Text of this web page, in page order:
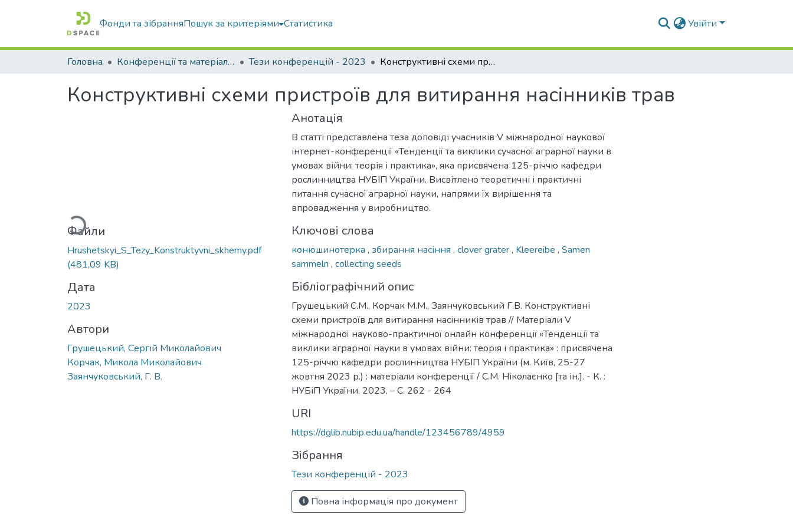
Фонди та зібранняПошук за критеріями Статистика Увійти
Головна Конференції та матеріали конференцій Тези конференцій - 2023 Конструктивні схеми пристроїв для витирання насінників трав
Конструктивні схеми пристроїв для витирання насінників трав
Вантажиться...
Файли
Hrushetskyi_S_Tezy_Konstruktyvni_skhemy.pdf
(481,09 KB)
Дата
2023
Автори
Грушецький, Сергій Миколайович
Корчак, Микола Миколайович
Заянчуковський, Г. В.
Анотація
В статті представлена теза доповіді учасників V міжнародної наукової
інтернет-конференції «Тенденції та виклики сучасної аграрної науки в
умовах війни: теорія і практика», яка присвячена 125-річчю кафедри
рослинництва НУБІП України. Висвітлено теоретичні і практичні
питання сучасної аграрної науки, напрями їх вирішення та
впровадження у виробництво.
Ключові слова
конюшинотерка , збирання насіння , clover grater, Kleereibe , Samen
sammeln , collecting seeds
Бібліографічний опис
Грушецький С.М., Корчак М.М., Заянчуковський Г.В. Конструктивні
схеми пристроїв для витирання насінників трав // Матеріали V
міжнародної науково-практичної онлайн конференції «Тенденції та
виклики аграрної науки в умовах війни: теорія і практика» : присвячена
125-річчю кафедри рослинництва НУБІП України (м. Київ, 25-27
жовтня 2023 р.) : матеріали конференції / С.М. Ніколаєнко [та ін.]. - К. :
НУБіП України, 2023. – С. 262 - 264
URI
https://dglib.nubip.edu.ua/handle/123456789/4959
Зібрання
Тези конференцій - 2023
Повна інформація про документ